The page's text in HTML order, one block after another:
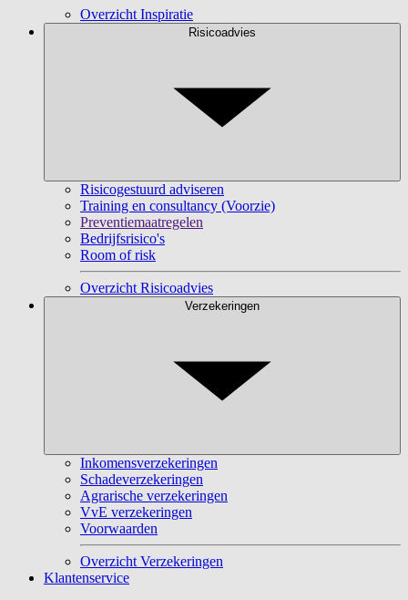
Overzicht Inspiratie
Risicoadvies
Risicogestuurd adviseren
Training en consultancy (Voorzie)
Preventiemaatregelen
Bedrijfsrisico's
Room of risk
Overzicht Risicoadvies
Verzekeringen
Inkomensverzekeringen
Schadeverzekeringen
Agrarische verzekeringen
VvE verzekeringen
Voorwaarden
Overzicht Verzekeringen
Klantenservice